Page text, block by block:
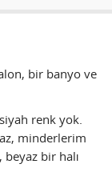
bir banyo ve
renk yok.
minderlerim
bir halı